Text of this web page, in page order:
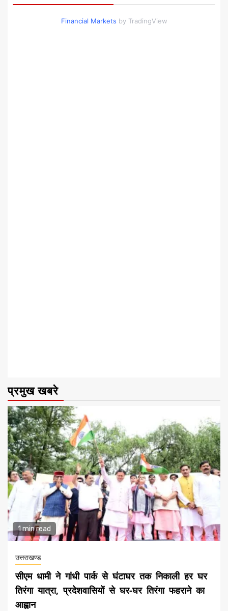
Financial Markets by TradingView
प्रमुख खबरे
1 min read
उत्तराखण्ड
सीएम धामी ने गांधी पार्क से घंटाघर तक निकाली हर घर
तिरंगा यात्रा, प्रदेशवासियों से घर-घर तिरंगा फहराने का
आह्वान